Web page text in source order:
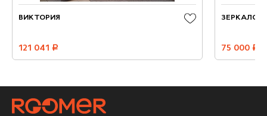
ВИКТОРИЯ
121 041 руб.
ЗЕРКАЛО
75 000 руб.